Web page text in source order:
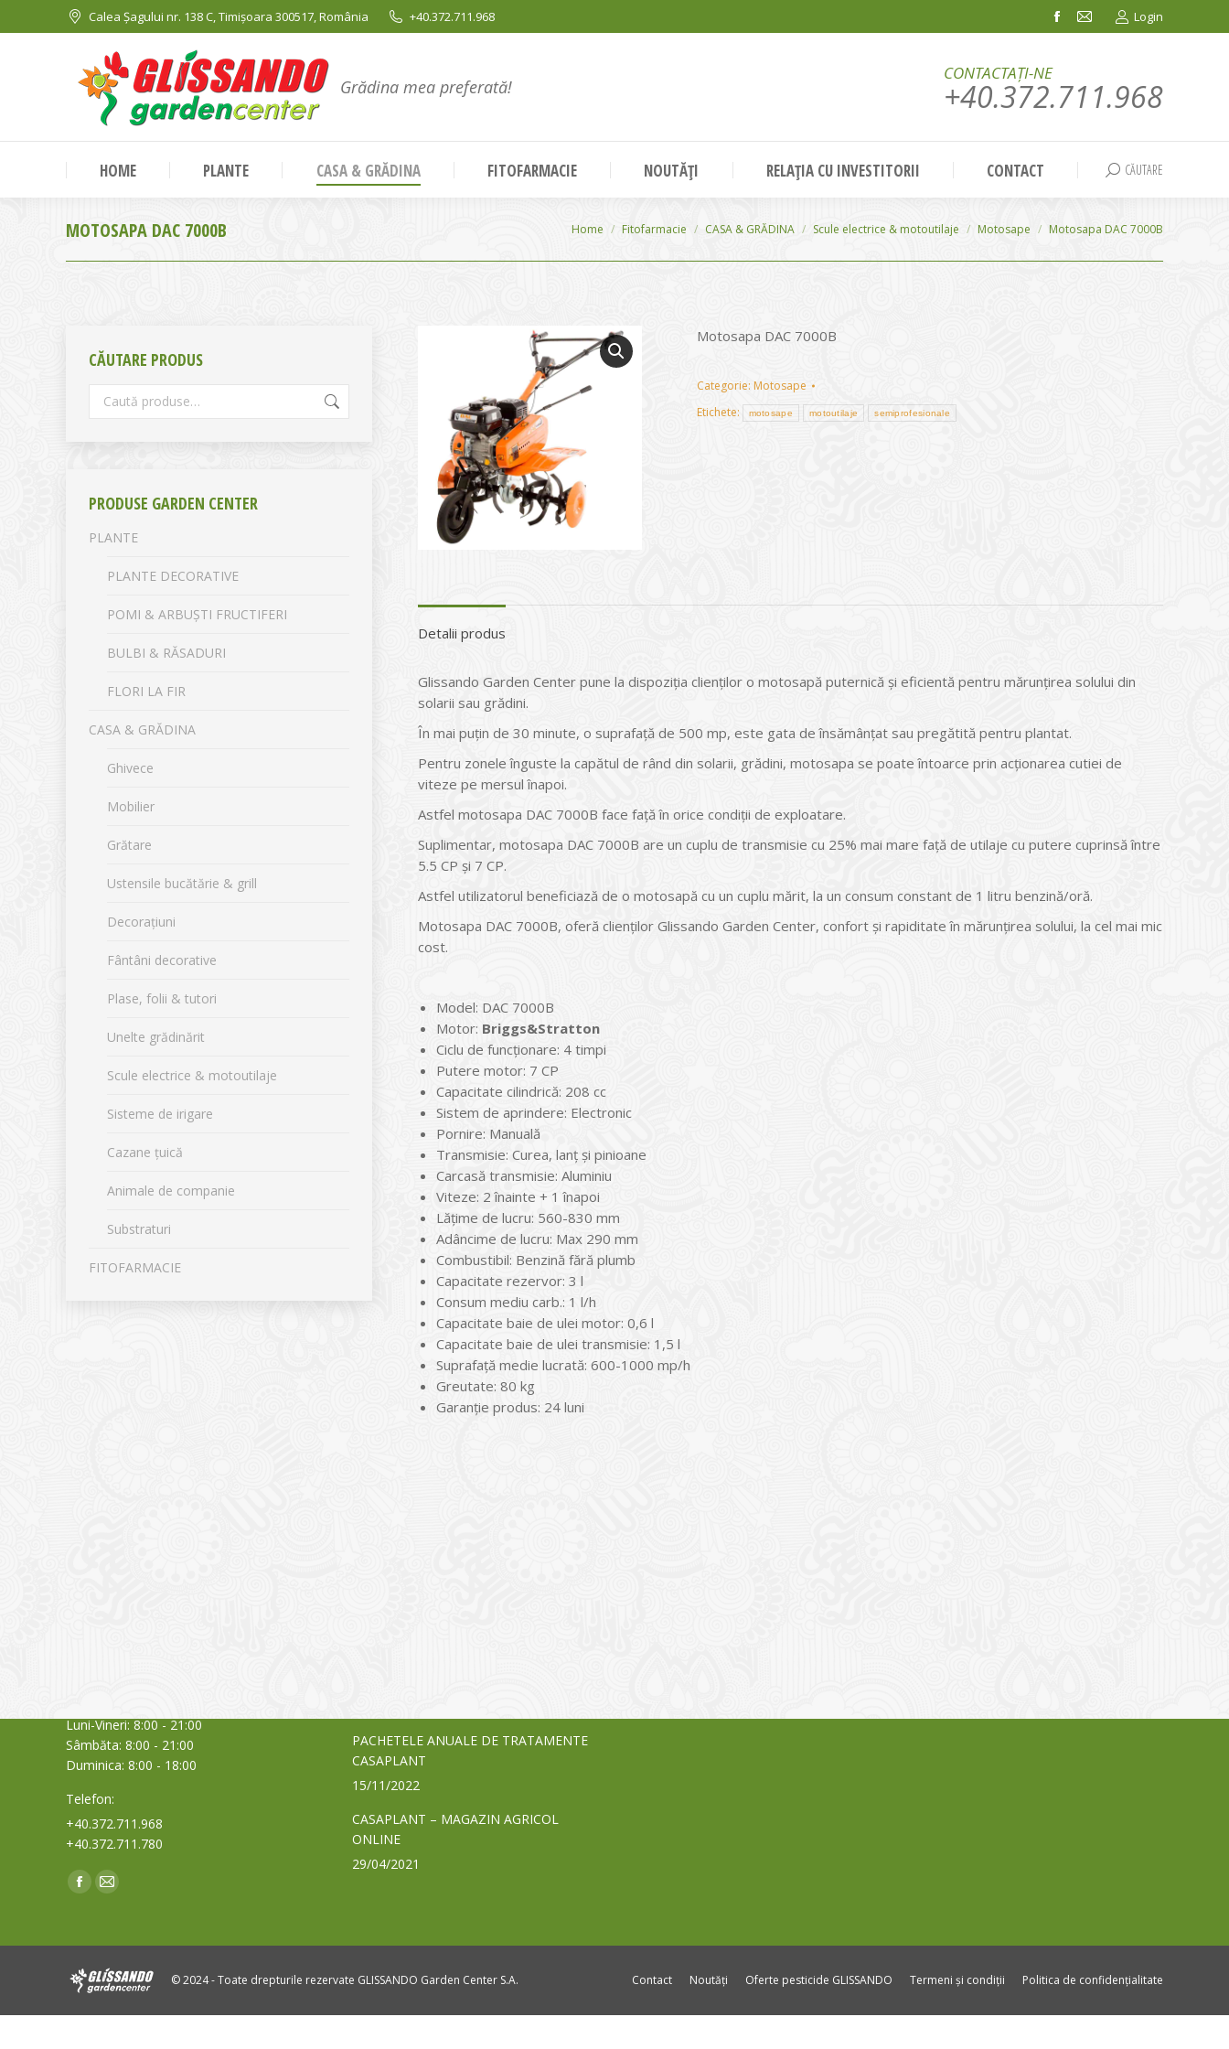
Calea Șagului nr. 138 C, Timișoara 300517, România +40.372.711.968
Facebook
in
window
Mail
in
window
Login
Grădina mea preferată!
CONTACTAȚI-NE
+40.372.711.968
HOME PLANTE CASA & GRĂDINA FITOFARMACIE NOUTĂȚI RELAȚIA CU INVESTITORII CONTACT Search:
CĂUTARE
MOTOSAPA DAC 7000B You are here:
Home Fitofarmacie CASA & GRĂDINA Scule electrice & motoutilaje Motosape Motosapa DAC 7000B
Motosapa DAC 7000B
Categorie: Motosape
Etichete:
motosape motoutilaje semiprofesionale
Detalii produs
Glissando Garden Center pune la dispoziţia clienţilor o motosapă puternică şi eficientă pentru mărunţirea solului din
solarii sau grădini.
În mai puţin de 30 minute, o suprafaţă de 500 mp, este gata de însămânţat sau pregătită pentru plantat.
Pentru zonele înguste la capătul de rând din solarii, grădini, motosapa se poate întoarce prin acţionarea cutiei de
viteze pe mersul înapoi.
Astfel motosapa DAC 7000B face faţă în orice condiţii de exploatare.
Suplimentar, motosapa DAC 7000B are un cuplu de transmisie cu 25% mai mare faţă de utilaje cu putere cuprinsă între
5.5 CP şi 7 CP.
Astfel utilizatorul beneficiază de o motosapă cu un cuplu mărit, la un consum constant de 1 litru benzină/oră.
Motosapa DAC 7000B, oferă clienţilor Glissando Garden Center, confort şi rapiditate în mărunţirea solului, la cel mai mic
cost.
Model: DAC 7000B
Motor: Briggs&Stratton
Ciclu de funcţionare: 4 timpi
Putere motor: 7 CP
Capacitate cilindrică: 208 cc
Sistem de aprindere: Electronic
Pornire: Manuală
Transmisie: Curea, lanţ şi pinioane
Carcasă transmisie: Aluminiu
Viteze: 2 înainte + 1 înapoi
Lățime de lucru: 560-830 mm
Adâncime de lucru: Max 290 mm
Combustibil: Benzină fără plumb
Capacitate rezervor: 3 l
Consum mediu carb.: 1 l/h
Capacitate baie de ulei motor: 0,6 l
Capacitate baie de ulei transmisie: 1,5 l
Suprafaţă medie lucrată: 600-1000 mp/h
Greutate: 80 kg
Garanţie produs: 24 luni
CĂUTARE PRODUS
PRODUSE GARDEN CENTER
PLANTE
PLANTE DECORATIVE
POMI & ARBUȘTI FRUCTIFERI
BULBI & RĂSADURI
FLORI LA FIR
CASA & GRĂDINA
Ghivece
Mobilier
Grătare
Ustensile bucătărie & grill
Decorațiuni
Fântâni decorative
Plase, folii & tutori
Unelte grădinărit
Scule electrice & motoutilaje
Sisteme de irigare
Cazane țuică
Animale de companie
Substraturi
FITOFARMACIE
Luni-Vineri: 8:00 - 21:00
Sâmbăta: 8:00 - 21:00
Duminica: 8:00 - 18:00
Telefon:
+40.372.711.968
+40.372.711.780
Find us on:
Facebook
new
Mail
new
PACHETELE ANUALE DE TRATAMENTE
CASAPLANT
15/11/2022
CASAPLANT – MAGAZIN AGRICOL
ONLINE
29/04/2021
© 2024 - Toate drepturile rezervate GLISSANDO Garden Center S.A. Contact Noutăți Oferte pesticide GLISSANDO Termeni și condiții Politica de confidențialitate